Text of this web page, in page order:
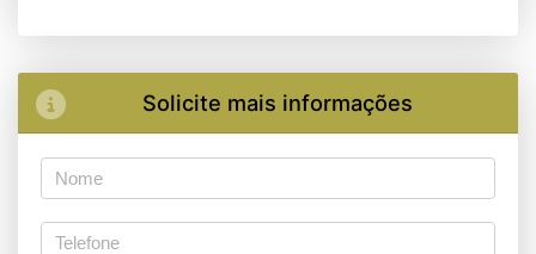
Solicite mais informações